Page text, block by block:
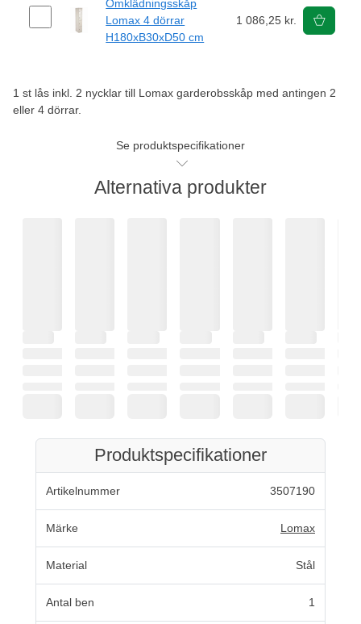
1 st lås inkl. 2 nycklar till Lomax garderobsskåp med antingen 2
eller 4 dörrar.
Se produktspecifikationer
Omklädningsskåp
Lomax 4 dörrar
H180xB30xD50 cm
1 086,25 kr.
Alternativa produkter
Produktspecifikationer
Artikelnummer 3507190
Märke Lomax
Material Stål
Antal ben 1